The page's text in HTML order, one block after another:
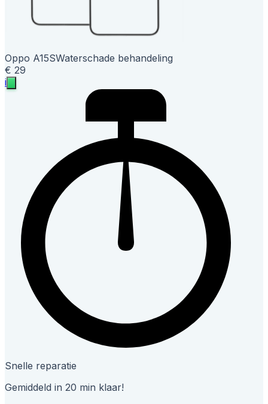
Oppo A15SWaterschade behandeling
€ 29
i
Snelle reparatie
Gemiddeld in 20 min klaar!